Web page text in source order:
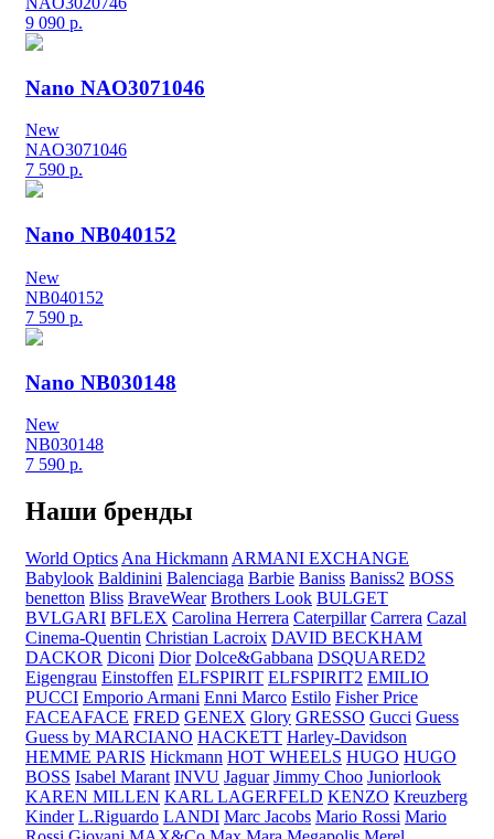
9 090 р.
Nano NAO3071046
New
NAO3071046
7 590 р.
Nano NB040152
New
NB040152
7 590 р.
Nano NB030148
New
NB030148
7 590 р.
Наши бренды
World Optics Ana Hickmann ARMANI EXCHANGE
Babylook Baldinini Balenciaga Barbie Baniss Baniss2 BOSS
benetton Bliss BraveWear Brothers Look BULGET
BVLGARI BFLEX Carolina Herrera Caterpillar Carrera Cazal
Cinema-Quentin Christian Lacroix DAVID BECKHAM
DACKOR Diconi Dior Dolce&Gabbana DSQUARED2
Eigengrau Einstoffen ELFSPIRIT ELFSPIRIT2 EMILIO
PUCCI Emporio Armani Enni Marco Estilo Fisher Price
FACEAFACE FRED GENEX Glory GRESSO Gucci Guess
Guess by MARCIANO HACKETT Harley-Davidson
HEMME PARIS Hickmann HOT WHEELS HUGO HUGO
BOSS Isabel Marant INVU Jaguar Jimmy Choo Juniorlook
KAREN MILLEN KARL LAGERFELD KENZO Kreuzberg
Kinder L.Riguardo LANDI Marc Jacobs Mario Rossi Mario